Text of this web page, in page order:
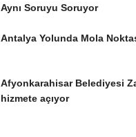
Aynı Soruyu Soruyor
Antalya Yolunda Mola
Afyonkarahisar Belediyesi
hizmete açıyor